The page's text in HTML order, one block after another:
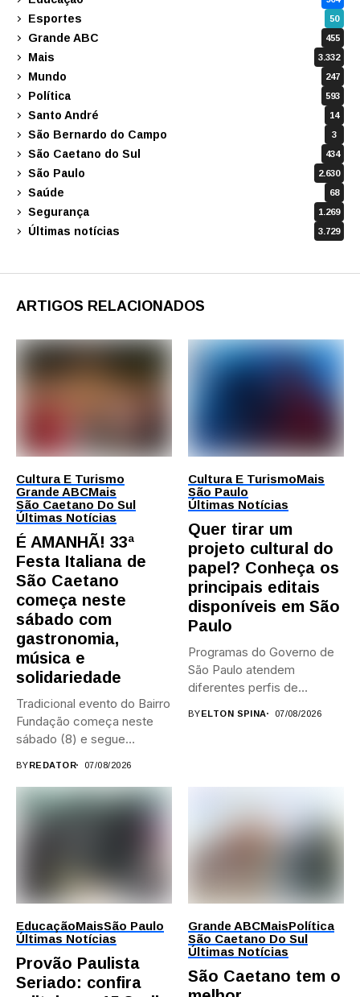
Esportes 50
Grande ABC 455
Mais 3.332
Mundo 247
Política 593
Santo André 14
São Bernardo do Campo 3
São Caetano do Sul 434
São Paulo 2.630
Saúde 68
Segurança 1.269
Últimas notícias 3.729
ARTIGOS RELACIONADOS
Cultura E Turismo
Grande ABCMais
São Caetano Do Sul
Últimas Notícias
É AMANHÃ! 33ª
Festa Italiana de
São Caetano
começa neste
sábado com
gastronomia,
música e
solidariedade
Tradicional evento do Bairro
Fundação começa neste
sábado (8) e segue
BYREDATOR 07/08/2026
Cultura E TurismoMais
São Paulo
Últimas Notícias
Quer tirar um
projeto cultural do
papel? Conheça os
principais editais
disponíveis em São
Paulo
Programas do Governo de
São Paulo atendem
diferentes perfis de
BYELTON SPINA 07/08/2026
EducaçãoMaisSão Paulo
Últimas Notícias
Provão Paulista
Seriado: confira
Grande ABCMaisPolítica
São Caetano Do Sul
Últimas Notícias
São Caetano tem o